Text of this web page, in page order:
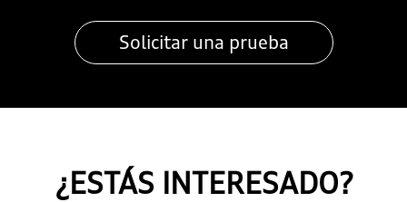
¿ESTÁS INTERESADO?